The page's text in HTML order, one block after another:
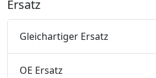
Ersatz
Gleichartiger Ersatz
OE Ersatz